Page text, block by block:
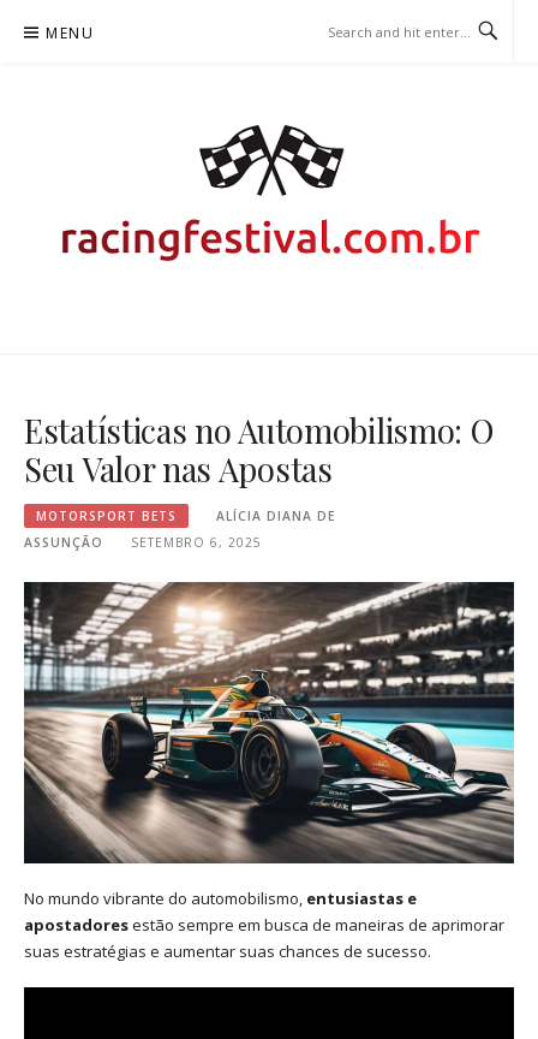
MENU
Estatísticas no Automobilismo: O
Seu Valor nas Apostas
MOTORSPORT BETS
ALÍCIA DIANA DE
ASSUNÇÃO
SETEMBRO 6, 2025
No mundo vibrante do automobilismo, entusiastas e
apostadoresestão sempre em busca de maneiras de aprimorar
suas estratégias e aumentar suas chances de sucesso.